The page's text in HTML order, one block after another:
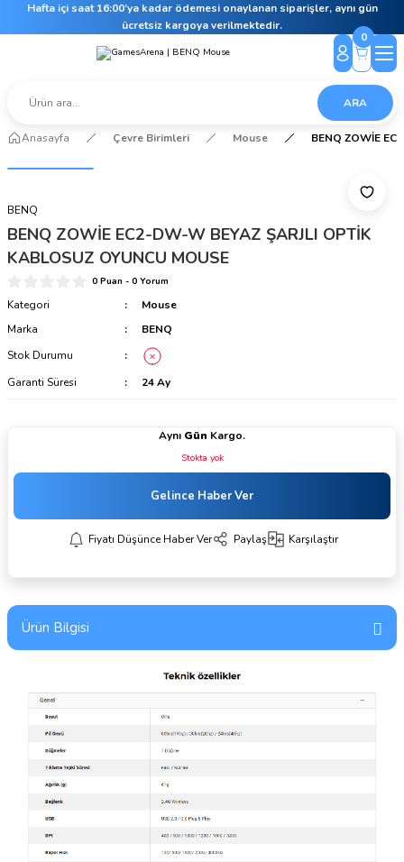
Hafta içi saat 16:00’ya kadar ödemesi onaylanan siparişler, aynı gün
ücretsiz kargoya verilmektedir.
ARA
0
Anasayfa Çevre Birimleri Mouse BENQ ZOWİE
BENQ
BENQ ZOWİE EC2-DW-W BEYAZ ŞARJLI OPTİK
KABLOSUZ OYUNCU MOUSE
0 Puan - 0 Yorum
Kategori
Mouse
Marka
BENQ
Stok Durumu
Garanti Süresi
24 Ay
Aynı Gün Kargo.
Stokta yok
Gelince Haber Ver
Fiyatı Düşünce Haber Ver Paylaş Karşılaştır
Ürün Bilgisi